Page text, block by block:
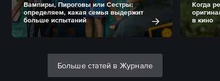
Вампиры, Пироговы или Сестры:
определяем, какая семья выдержит
больше испытаний
Когда
в кино
Больше статей в Журнале